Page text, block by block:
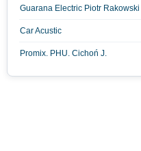
Guarana Electric Piotr Rakowski
Car Acustic
Promix. PHU. Cichoń J.